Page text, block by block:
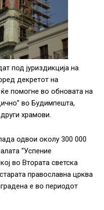
под јуриздикција на
декретот на
помогне во обновата на
во Будимпешта,
храмови.
одвои околу 300 000
“Успение
во Втората светска
православна црква
е во периодот